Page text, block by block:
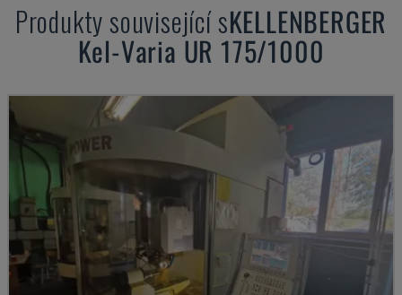
Produkty související sKELLENBERGER
Kel-Varia UR 175/1000